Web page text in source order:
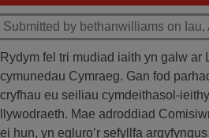
Submitted by bethanwilliams on Iau,
Rydym fel tri mudiad iaith yn galw ar
cymunedau Cymraeg. Gan fod
cryfhau eu seiliau cymdeithasol-
llywodraeth. Mae adroddiad
ei hun, yn egluro’r sefyllfa